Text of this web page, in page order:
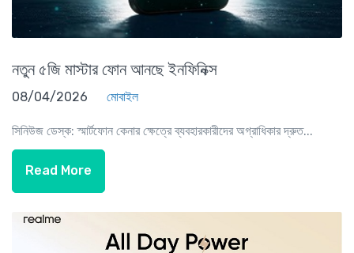
নতুন ৫জি মাস্টার ফোন আনছে ইনফিনিক্স
08/04/2026 মোবাইল
সিনিউজ ডেস্ক: স্মার্টফোন কেনার ক্ষেত্রে ব্যবহারকারীদের অগ্রাধিকার দ্রুত...
Read More